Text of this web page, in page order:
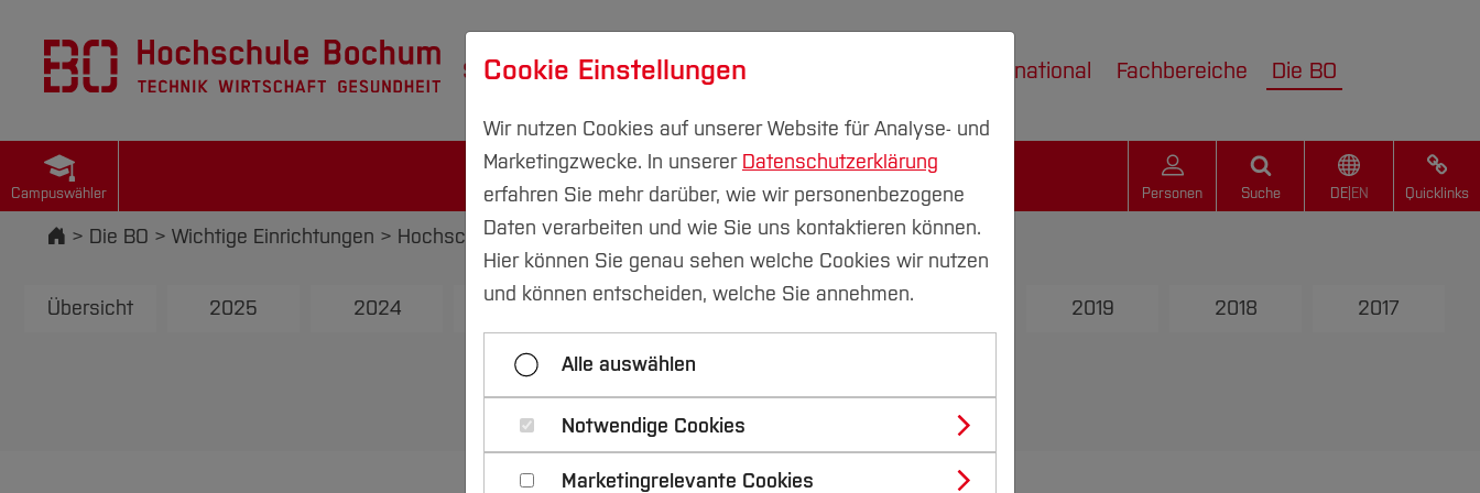
Studium Forschung & Transfer International Fachbereiche Die BO
Campuswähler Personen Suche DE| EN Quicklinks
Startseite
Die BO Wichtige Einrichtungen Hochschulkommunikation Pressemitteilungen
Übersicht 2025 2024 2023 2022 2021 2019 2018 2017
Cookie Einstellungen
Wir nutzen Cookies auf unserer Website für Analyse- und
Marketingzwecke. In unserer Datenschutzerklärung
erfahren Sie mehr darüber, wie wir personenbezogene
Daten verarbeiten und wie Sie uns kontaktieren können.
Hier können Sie genau sehen welche Cookies wir nutzen
und können entscheiden, welche Sie annehmen.
Alle auswählen
Notwendige Cookies
Marketingrelevante Cookies